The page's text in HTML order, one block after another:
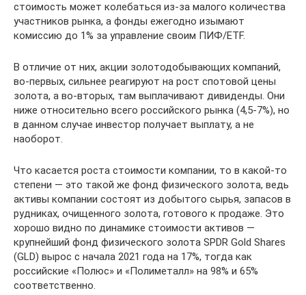
стоимость может колебаться из-за малого количества
участников рынка, а фонды ежегодно изымают
комиссию до 1% за управление своим ПИФ/ETF.
В отличие от них, акции золотодобывающих компаний,
во-первых, сильнее реагируют на рост спотовой цены
золота, а во-вторых, там выплачивают дивиденды. Они
ниже относительно всего российского рынка (4,5-7%), но
в данном случае инвестор получает выплату, а не
наоборот.
Что касается роста стоимости компании, то в какой-то
степени — это такой же фонд физического золота, ведь
активы компании состоят из добытого сырья, запасов в
рудниках, очищенного золота, готового к продаже. Это
хорошо видно по динамике стоимости активов —
крупнейший фонд физического золота SPDR Gold Shares
(GLD) вырос с начала 2021 года на 17%, тогда как
российские «Полюс» и «Полиметалл» на 98% и 65%
соответственно.